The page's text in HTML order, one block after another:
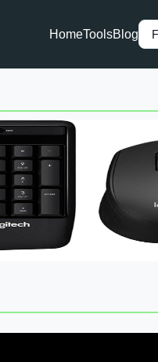
HomeToolsBlog